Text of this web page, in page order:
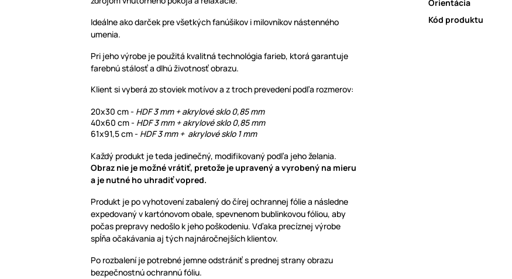
Ideálne ako darček pre všetkých fanúšikov i milovníkov nástenného
umenia.
Pri jeho výrobe je použitá kvalitná technológia farieb, ktorá garantuje
farebnú stálosť a dlhú životnosť obrazu.
Klient si vyberá zo stoviek motívov a z troch prevedení podľa rozmerov:
20x30 cm - HDF 3 mm + akrylové sklo 0,85 mm
40x60 cm - HDF 3 mm + akrylové sklo 0,85 mm
61x91,5 cm - HDF 3 mm + akrylové sklo 1 mm
Každý produkt je teda jedinečný, modifikovaný podľa jeho želania.
Obraz nie je možné vrátiť, pretože je upravený a vyrobený na mieru
a je nutné ho uhradiť vopred.
Produkt je po vyhotovení zabalený do čírej ochrannej fólie a následne
expedovaný v kartónovom obale, spevnenom bublinkovou fóliou, aby
počas prepravy nedošlo k jeho poškodeniu. Vďaka precíznej výrobe
spĺňa očakávania aj tých najnáročnejších klientov.
Po rozbalení je potrebné jemne odstrániť s prednej strany obrazu
bezpečnostnú ochrannú fóliu.
Orientácia
Kód produktu